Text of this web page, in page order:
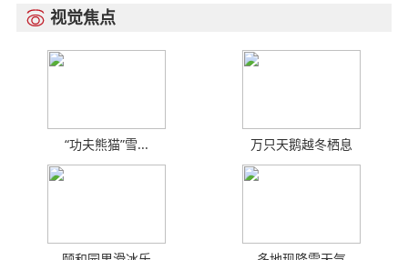
 视觉焦点
“功夫熊猫”雪... 万只天鹅越冬栖息